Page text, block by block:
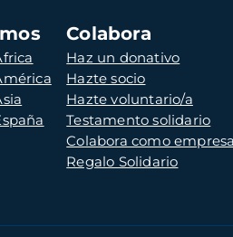
Colabora
Haz un donativo
Hazte socio
Hazte voluntario/a
Testamento solidario
Colabora como empresa
Regalo Solidario